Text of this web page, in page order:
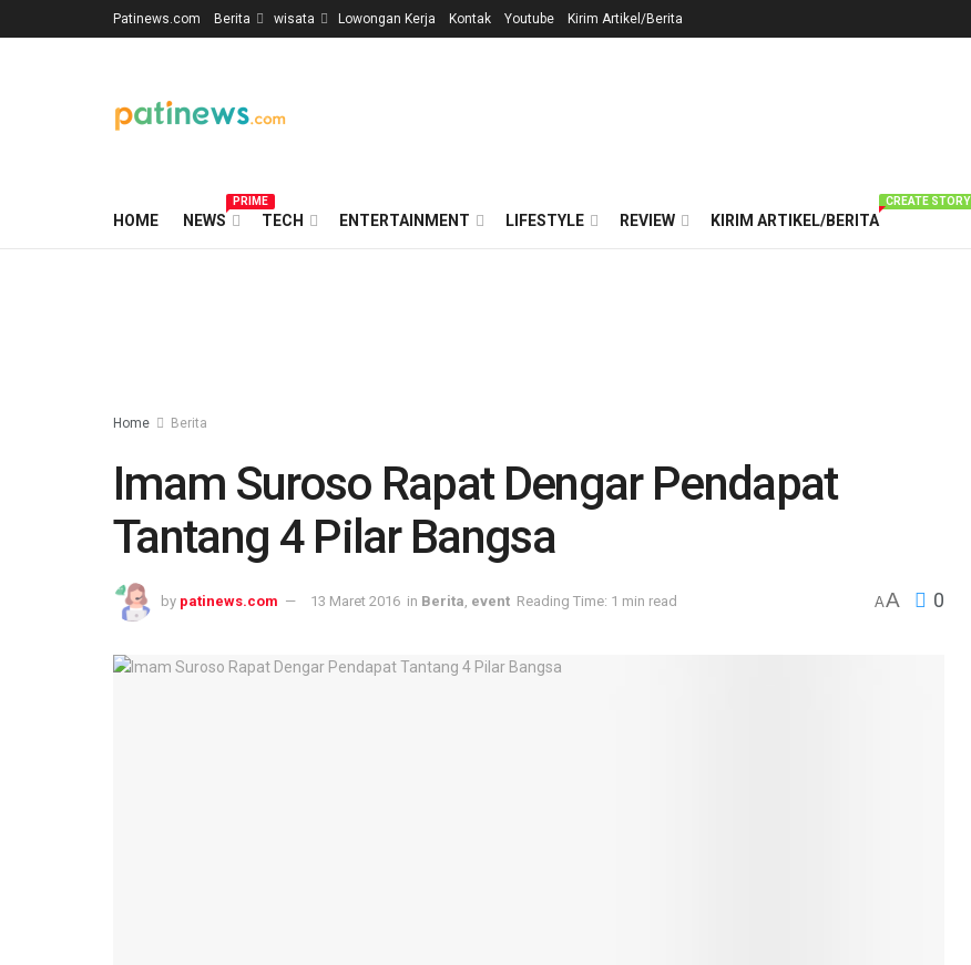
Patinews.com Berita wisata Lowongan Kerja Kontak Youtube Kirim Artikel/Berita
HOME NEWS
PRIME
TECH ENTERTAINMENT LIFESTYLE REVIEW KIRIM ARTIKEL/BERITA
CREATE STORY
Home Berita
Imam Suroso Rapat Dengar Pendapat
Tantang 4 Pilar Bangsa
by patinews.com 13 Maret 2016 in Berita event Reading Time: 1 min read AA 0